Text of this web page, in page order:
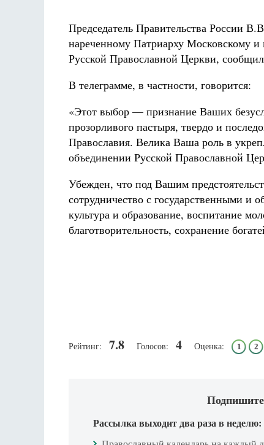
Председатель Правительства России
нареченному Патриарху Московскому и
Русской Православной Церкви,
В телеграмме, в частности, говорится:
«Этот выбор — признание Ваших
прозорливого пастыря, твердо и
Православия. Велика Ваша роль в
объединении Русской Православной
Убежден, что под Вашим
сотрудничество с государственными
культура и образование, воспитание
благотворительность, сохранение
Рейтинг: 7.8 Голосов: 4 Оценка: 1 2
Рассылка выходит два раза в неделю:
Разлуки не будет